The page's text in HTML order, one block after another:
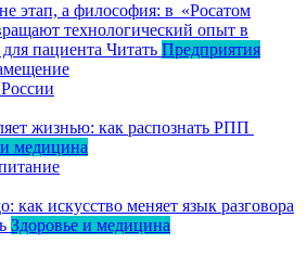
этап, а философия: в «Росатом
технологический опыт в
пациента Читать Предприятия
жизнью: как распознать РПП
медицина
как искусство меняет язык разговора
Здоровье и медицина